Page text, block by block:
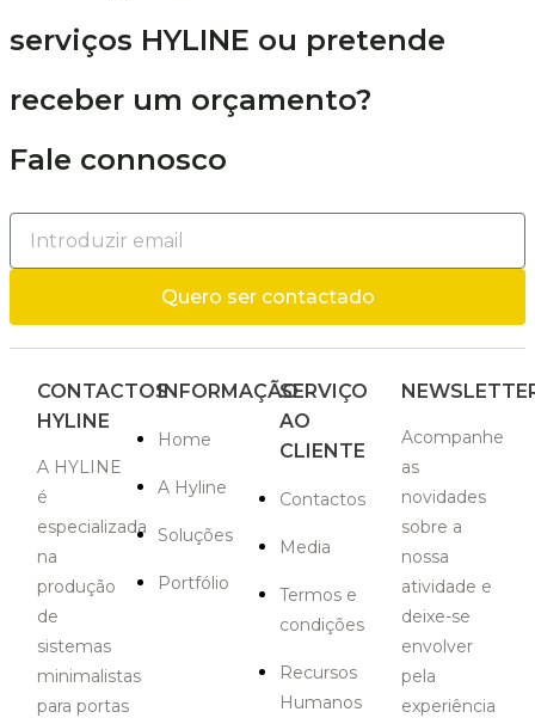
serviços HYLINE ou pretende
receber um orçamento?
Fale connosco
Quero ser contactado
CONTACTOS
HYLINE
A HYLINE
é
especializada
na
produção
de
sistemas
minimalistas
para portas
INFORMAÇÃO
Home
A Hyline
Soluções
Portfólio
SERVIÇO
AO
CLIENTE
Contactos
Media
Termos e
condições
Recursos
Humanos
Acompanhe
as
novidades
sobre a
nossa
atividade e
deixe-se
envolver
pela
experiência